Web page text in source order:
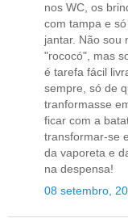
nos WC, os
com tampa e
jantar. Não sou
"rococó", mas
é tarefa fácil
sempre, só de
tranformasse
ficar com a
transformar-se
da vaporeta e
na despensa!
08 setembro,